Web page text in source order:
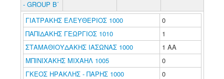
- GROUP Β΄
ΓΙΑΤΡΑΚΗΣ ΕΛΕΥΘΕΡΙΟΣ 1000
0
ΠΑΠΙΔΑΚΗΣ ΓΕΩΡΓΙΟΣ 1010
1
ΣΤΑΜΑΘΙΟΥΔΑΚΗΣ ΙΑΣΩΝΑΣ 1000
1 ΑΑ
ΜΠΙΝΙΧΑΚΗΣ ΜΙΧΑΗΛ 1005
0
ΓΚΕΟΣ ΗΡΑΚΛΗΣ - ΠΑΡΗΣ 1000
0